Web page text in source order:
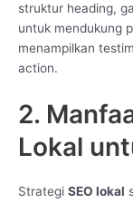
struktur heading,
untuk mendukung
menampilkan
action.
2.
Lokal
Strategi SEO lokal